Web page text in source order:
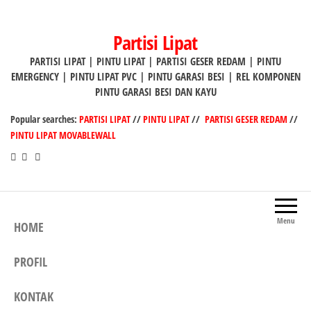
Partisi Lipat
PARTISI LIPAT | PINTU LIPAT | PARTISI GESER REDAM | PINTU
EMERGENCY | PINTU LIPAT PVC | PINTU GARASI BESI | REL KOMPONEN
PINTU GARASI BESI DAN KAYU
Popular searches: PARTISI LIPAT//PINTU LIPAT// PARTISI GESER REDAM//
PINTU LIPAT MOVABLEWALL
Menu
HOME
PROFIL
KONTAK